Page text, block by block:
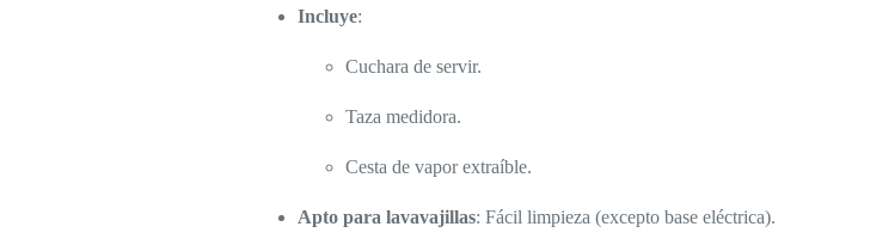
Incluye:
Cuchara de servir.
Taza medidora.
Cesta de vapor extraíble.
Apto para lavavajillas: Fácil limpieza (excepto base eléctrica).